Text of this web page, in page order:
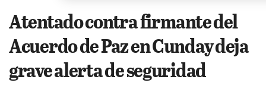
Atentado contra firmante del
Acuerdo de Paz en Cunday deja
grave alerta de seguridad